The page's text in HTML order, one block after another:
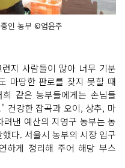
인 농부 ©엄윤주
지 사람들이 많아 너무 기분
마땅한 판로를 찾지 못할 때
같은 농부들에게는 손님들
건강한 잡곡과 오이, 상추, 마
낸 예산의 지영구 농부는 농
다. 서울시 농부의 시장 입구
하게 정리해 주어 해당 부스